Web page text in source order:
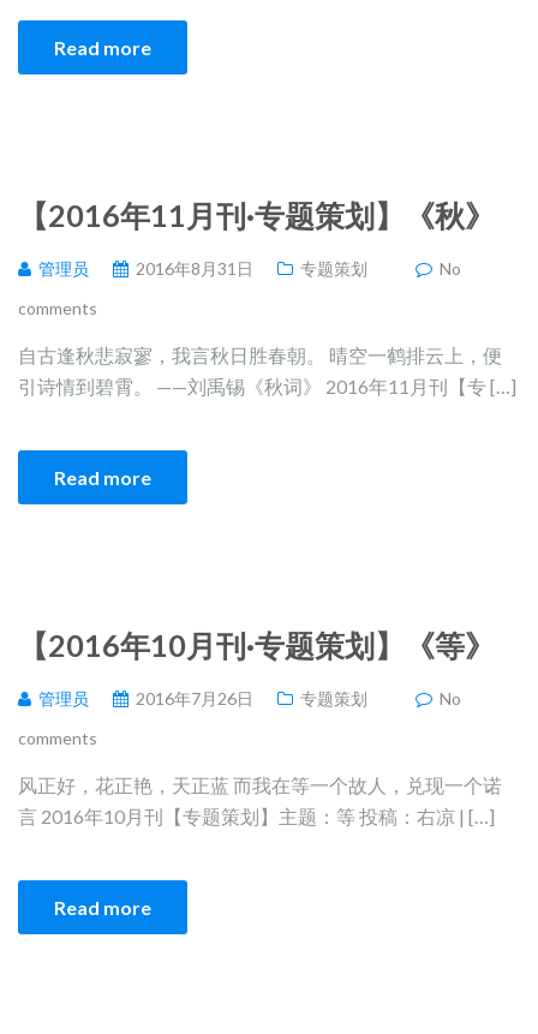
Read more
【2016年11月刊·专题策划】《秋》
管理员 2016年8月31日 专题策划
No
comments
自古逢秋悲寂寥，我言秋日胜春朝。 晴空一鹤排云上，便
引诗情到碧霄。 ——刘禹锡《秋词》 2016年11月刊【专 […]
Read more
【2016年10月刊·专题策划】《等》
管理员 2016年7月26日 专题策划
No
comments
风正好，花正艳，天正蓝 而我在等一个故人，兑现一个诺
言 2016年10月刊【专题策划】主题：等 投稿：右凉 | […]
Read more